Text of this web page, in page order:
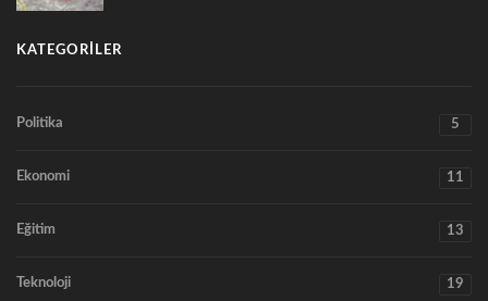
KATEGORILER
Politika 5
Ekonomi 11
Eğitim 13
Teknoloji 19